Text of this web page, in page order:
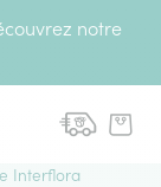
notre
Interflora